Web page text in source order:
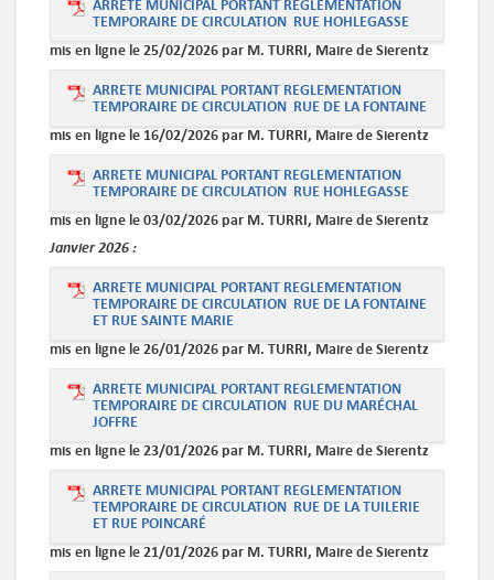
ARRETE MUNICIPAL PORTANT REGLEMENTATION
TEMPORAIRE DE CIRCULATION RUE HOHLEGASSE
mis en ligne le 25/02/2026 par M. TURRI, Maire de Sierentz
ARRETE MUNICIPAL PORTANT REGLEMENTATION
TEMPORAIRE DE CIRCULATION RUE DE LA FONTAINE
mis en ligne le 16/02/2026 par M. TURRI, Maire de Sierentz
ARRETE MUNICIPAL PORTANT REGLEMENTATION
TEMPORAIRE DE CIRCULATION RUE HOHLEGASSE
mis en ligne le 03/02/2026 par M. TURRI, Maire de Sierentz
Janvier2026 :
ARRETE MUNICIPAL PORTANT REGLEMENTATION
TEMPORAIRE DE CIRCULATION RUE DE LA FONTAINE
ET RUE SAINTE MARIE
mis en ligne le 26/01/2026 par M. TURRI, Maire de Sierentz
ARRETE MUNICIPAL PORTANT REGLEMENTATION
TEMPORAIRE DE CIRCULATION RUE DU MARÉCHAL
JOFFRE
mis en ligne le 23/01/2026 par M. TURRI, Maire de Sierentz
ARRETE MUNICIPAL PORTANT REGLEMENTATION
TEMPORAIRE DE CIRCULATION RUE DE LA TUILERIE
ET RUE POINCARÉ
mis en ligne le 21/01/2026 par M. TURRI, Maire de Sierentz